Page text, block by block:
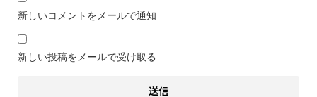
新しいコメントをメールで通知
新しい投稿をメールで受け取る